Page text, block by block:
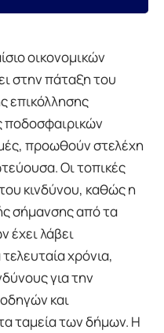
οικονομικών
στην πάταξη του
επικόλλησης
προωθούν στελέχη
Οι τοπικές
κινδύνου, καθώς η
σήμανσης από τα
έχει λάβει
χρόνια,
για την
και
ταμεία των δήμων. Η